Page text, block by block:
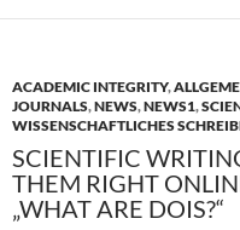
ACADEMIC INTEGRITY,
JOURNALS,NEWS,NEWS1,
WISSENSCHAFTLICHES
SCIENTIFIC
THEM RIGHT
„WHAT ARE DOIS?“